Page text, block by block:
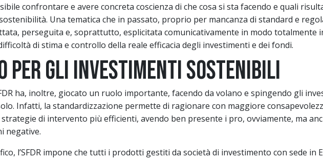
confrontare e avere concreta coscienza di che cosa si sta facendo e quali
Una tematica che in passato, proprio per mancanza di standard e
perseguita e, soprattutto, esplicitata comunicativamente in modo totalmente
di stima e controllo della reale efficacia degli investimenti e dei fondi.
per gli investimenti sostenibili
ha, inoltre, giocato un ruolo importante, facendo da volano e spingendo gli
Infatti, la standardizzazione permette di ragionare con maggiore
di intervento più efficienti, avendo ben presente i pro, ovviamente, ma
negative.
l’SFDR impone che tutti i prodotti gestiti da società di investimento con sede in